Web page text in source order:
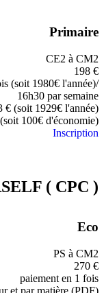
Primaire
CE2 à CM2
€
198
/mois (soit 1980€ l'année)
16h30 par semaine
€ (soit 1929€ l'année)
100€ d'économie)
Inscription
( CPC )
Eco
PS à CM2
€
270
paiement en 1 fois
et par matière (PDF)